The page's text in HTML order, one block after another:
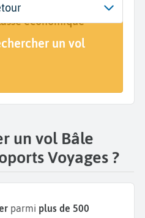
voyage
économique
un vol
un vol Bâle
Voyages ?
parmi plus de 500